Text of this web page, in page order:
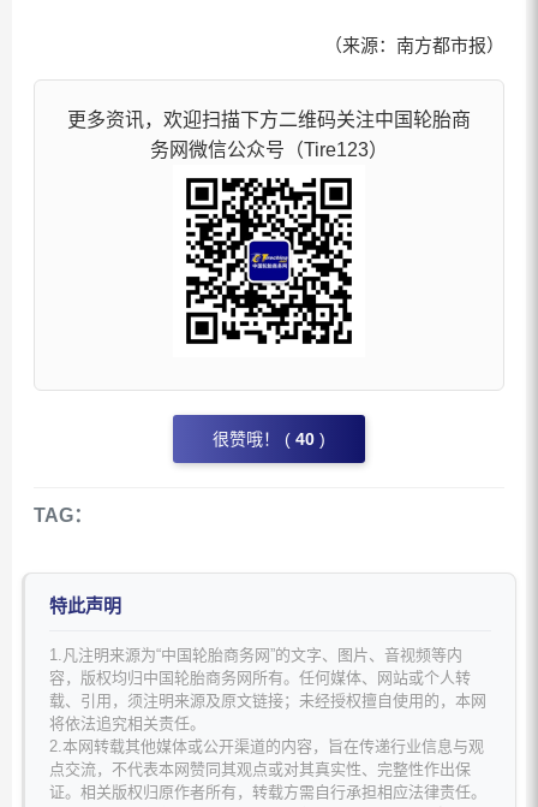
（来源：南方都市报）
更多资讯，欢迎扫描下方二维码关注中国轮胎商
务网微信公众号（Tire123）
很赞哦！ ( 40 )
TAG：
特此声明
1.凡注明来源为“中国轮胎商务网”的文字、图片、音视频等内
容，版权均归中国轮胎商务网所有。任何媒体、网站或个人转
载、引用，须注明来源及原文链接；未经授权擅自使用的，本网
将依法追究相关责任。
2.本网转载其他媒体或公开渠道的内容，旨在传递行业信息与观
点交流，不代表本网赞同其观点或对其真实性、完整性作出保
证。相关版权归原作者所有，转载方需自行承担相应法律责任。